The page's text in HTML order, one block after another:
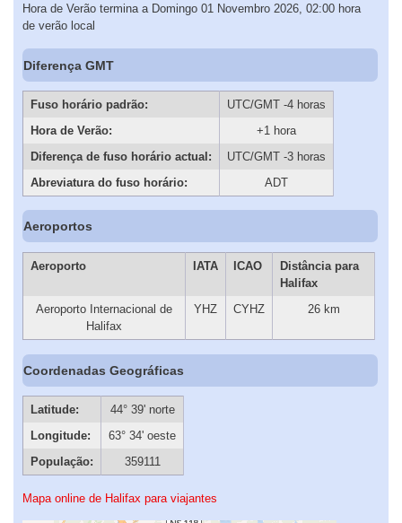
Hora de Verão termina a Domingo 01 Novembro 2026, 02:00 hora
de verão local
Diferença GMT
Fuso horário padrão:
UTC/GMT -4 horas
Hora de Verão:
+1 hora
Diferença de fuso horário actual:
UTC/GMT -3 horas
Abreviatura do fuso horário:
ADT
Aeroportos
Aeroporto IATA ICAO
Distância para
Halifax
Aeroporto Internacional de
Halifax
YHZ CYHZ 26 km
Coordenadas Geográficas
Latitude:
44° 39' norte
Longitude:
63° 34' oeste
População:
359111
Mapa online de Halifax para viajantes